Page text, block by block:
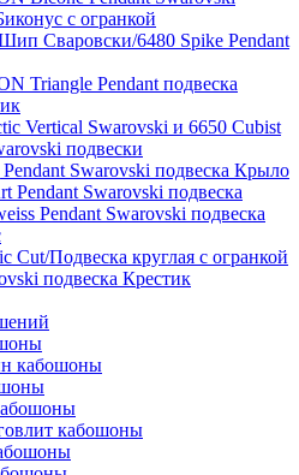
c огранкой
Сваровски/6480 Spike Pendant
Triangle Pendant подвеска
Vertical Swarovski и 6650 Cubist
подвески
Swarovski подвеска Крыло
Pendant Swarovski подвеска
Pendant Swarovski подвеска
Cut/Подвеска круглая с огранкой
подвеска Крестик
кабошоны
кабошоны